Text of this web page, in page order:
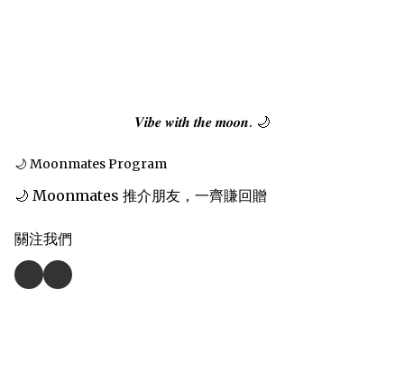
𝑽𝒊𝒃𝒆 𝒘𝒊𝒕𝒉 𝒕𝒉𝒆 𝒎𝒐𝒐𝒏. 🌙
🌙 Moonmates Program
🌙 Moonmates 推介朋友，一齊賺回贈
關注我們